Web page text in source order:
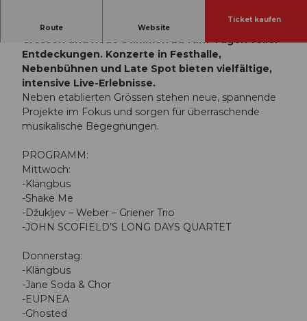
Route Website
Ticket kaufen
Das Jazz Festival Willisau vereint bekannte
Grössen und neue Stimmen zu fünf Tagen voller
Entdeckungen. Konzerte in Festhalle,
Nebenbühnen und Late Spot bieten vielfältige,
intensive Live-Erlebnisse.
Neben etablierten Grössen stehen neue, spannende
Projekte im Fokus und sorgen für überraschende
musikalische Begegnungen.
PROGRAMM:
Mittwoch:
-Klängbus
-Shake Me
-Džukljev – Weber – Griener Trio
-JOHN SCOFIELD’S LONG DAYS QUARTET
Donnerstag:
-Klängbus
-Jane Soda & Chor
-EUPNEA
-Ghosted